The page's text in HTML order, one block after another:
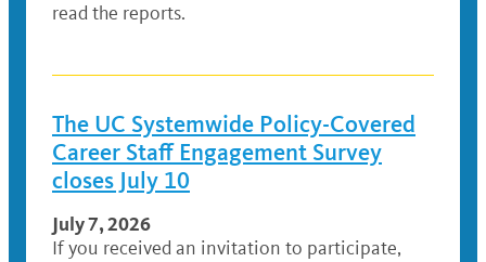
read the reports.
The UC Systemwide Policy-Covered
Career Staff Engagement Survey
closes July 10
July 7, 2026
If you received an invitation to participate,